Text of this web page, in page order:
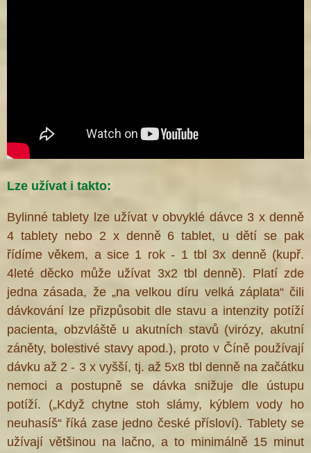
Lze užívat i takto:
Bylinné tablety lze užívat v obvyklé dávce 3 x denně
4 tablety nebo 2 x denně 6 tablet, u dětí se pak
řídíme věkem, a sice 1 rok - 1 tbl 3x denně (kupř.
4leté děcko může užívat 3x2 tbl denně). Platí zde
jedna zásada, že „na velkou díru velká záplata“ čili
dávkování lze přizpůsobit dle stavu a intenzity potíží
pacienta, obzvláště u akutních stavů (virózy, akutní
záněty, bolestivé stavy apod.), proto v Číně používají
dávku až 2 - 3 x vyšší, tj. až 5x8 tbl denně na začátku
nemoci a postupně se dávka snižuje dle ústupu
potíží. („Když chytne stoh slámy, kýblem vody ho
neuhasíš“ říká zase jedno české přísloví). Tablety se
užívají většinou na lačno, a to minimálně 15 minut